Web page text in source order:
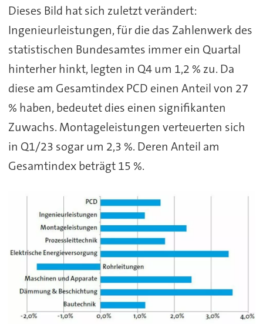
Dieses Bild hat sich zuletzt verändert:
Ingenieurleistungen, für die das Zahlenwerk des
statistischen Bundesamtes immer ein Quartal
hinterher hinkt, legten in Q4 um 1,2 % zu. Da
diese am Gesamtindex PCD einen Anteil von 27
% haben, bedeutet dies einen signifikanten
Zuwachs. Montageleistungen verteuerten sich
in Q1/23 sogar um 2,3 %. Deren Anteil am
Gesamtindex beträgt 15 %.